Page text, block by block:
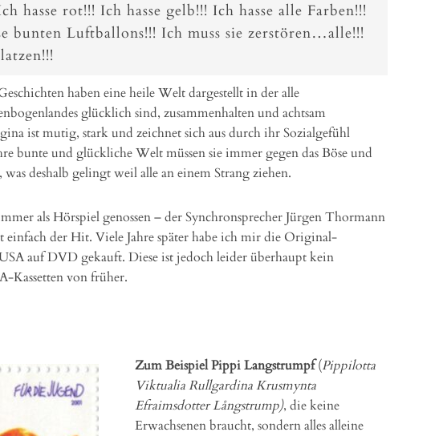
hasse rot!!! Ich hasse gelb!!! Ich hasse alle Farben!!!
bunten Luftballons!!! Ich muss sie zerstören…alle!!!
haben eine heile Welt dargestellt in der alle
glücklich sind, zusammenhalten und achtsam
ist mutig, stark und zeichnet sich aus durch ihr Sozialgefühl
bunte und glückliche Welt müssen sie immer gegen das Böse und
deshalb gelingt weil alle an einem Strang ziehen.
als Hörspiel genossen – der Synchronsprecher Jürgen Thormann
einfach der Hit. Viele Jahre später habe ich mir die Original-
auf DVD gekauft. Diese ist jedoch leider überhaupt kein
Kassetten von früher.
Zum BeispielPippi Langstrumpf(Pippilotta
Viktualia Rullgardina Krusmynta
Efraimsdotter Långstrump), die keine
Erwachsenen braucht, sondern alles alleine